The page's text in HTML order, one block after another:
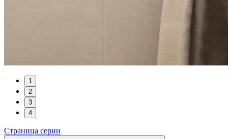
1
2
3
4
Страница серии